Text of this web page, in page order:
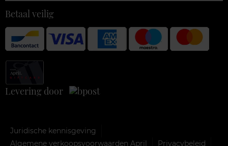
Betaal veilig
Levering door
Juridische kennisgeving
Algemene verkoopsvoorwaarden April
Privacybeleid